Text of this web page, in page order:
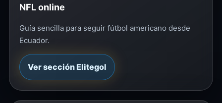
NFL online
Guía sencilla para seguir fútbol americano desde
Ecuador.
Ver sección Elitegol